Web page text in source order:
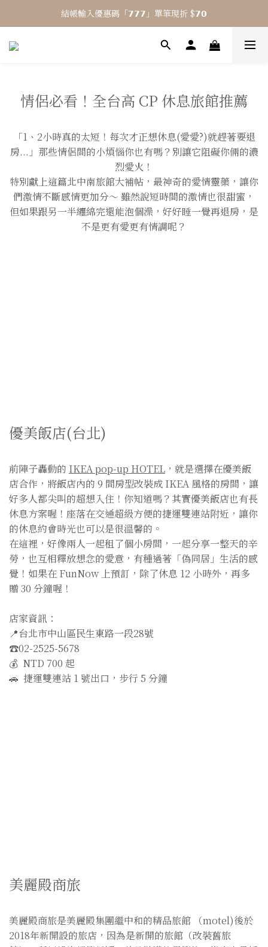
⎯ 𝟴 月活動 WINYI 七夕愉悅月⎯
結帳輸入優惠碼「𝟳𝟳𝟳」單筆現折 $𝟳𝟬
⎯ 𝟴 月活動 WINYI 七夕愉悅月⎯
情侶必看！全台高 CP 休息旅館推薦
「1、2小時真的太短！每次才正想休息(愛愛?)就趕著要退
房...」那些情侶間的小煩惱你也有嗎？別讓它阻礙你倆的濃
烈愛火！
特別獻上這篇北中南旅館大補帖，最神奇的愛情靈藥，讓你
們激情不斷感情更加分～ 雖然說短時間的激情也很甜蜜，
但如果跟另一半纏綿完還能泡個澡，好好睡一覺再退房，是
不是更有愛更有情調呢？
優美飯店(台北)
前陣子轟動的 IKEA pop-up HOTEL ，就是選擇在優美飯
店合作，將飯店內的 9 間房型改裝成 IKEA 風格的房間，讓
好多人都尖叫的超想入住！你知道嗎？其實優美飯店也有長
休息方案喔！座落在交通超級方便的捷運雙連站附近，讓你
的休息約會時光也可以是很溫馨的。
在這裡，好像兩人一起租了個小房間，一起分享一整天的辛
勞，也互相釋放想念的愛意，有種過著「偽同居」生活的感
覺！如果在 FunNow 上預訂，除了休息 12 小時外，再多
贈 30 分鐘喔！
店家資訊：
📍台北市中山區民生東路一段28號
☎️02-2525-5678
💰 NTD 700 起
🚗 捷運雙連站 1 號出口，步行 5 分鐘
美麗殿商旅
美麗殿商旅是美麗殿集團繼中和的精品旅館 （motel)後於
2018年新開設的旅店，因為是新開的旅館（改裝舊旅